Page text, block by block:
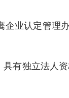
业认定管理
具有独立法人